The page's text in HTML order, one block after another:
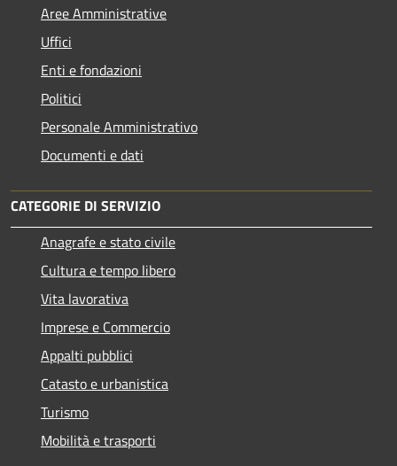
Aree Amministrative
Uffici
Enti e fondazioni
Politici
Personale Amministrativo
Documenti e dati
CATEGORIE DI SERVIZIO
Anagrafe e stato civile
Cultura e tempo libero
Vita lavorativa
Imprese e Commercio
Appalti pubblici
Catasto e urbanistica
Turismo
Mobilità e trasporti